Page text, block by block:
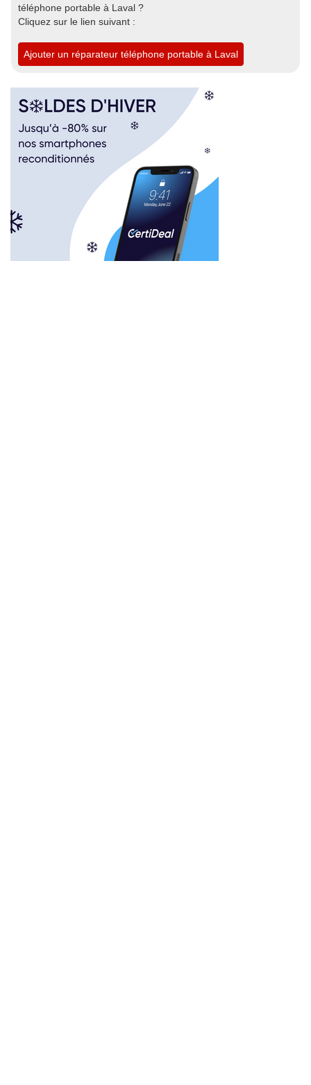
téléphone portable à Laval ?
Cliquez sur le lien suivant :
Ajouter un réparateur téléphone portable à Laval